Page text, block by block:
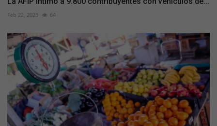
Feb 22, 2023 64